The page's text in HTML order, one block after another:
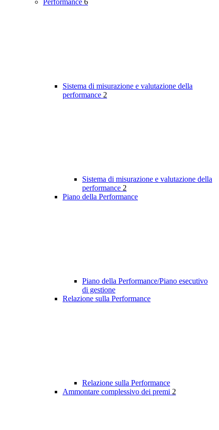
Performance 6
Sistema di misurazione e valutazione della
performance 2
Sistema di misurazione e valutazione della
performance 2
Piano della Performance
Piano della Performance/Piano esecutivo
di gestione
Relazione sulla Performance
Relazione sulla Performance
Ammontare complessivo dei premi 2